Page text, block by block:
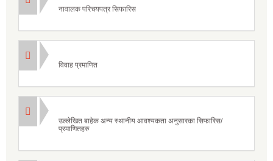
नावालक परिचयपत्र सिफारिस
विवाह प्रमाणित
उल्लेखित बाहेक अन्य स्थानीय आवश्यकता अनुसारका सिफारिस/
प्रमाणितहरु